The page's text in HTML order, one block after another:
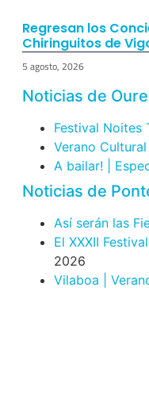
Regresan los
Chiringuitos de
5 agosto, 2026
Noticias de
Festival Noites
Verano
A bailar! |
Noticias de
Así serán las
El XXXII
2026
Vilaboa |